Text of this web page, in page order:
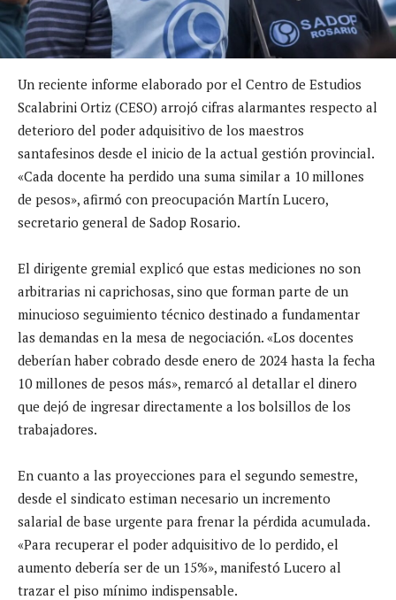
Un reciente informe elaborado por el Centro de Estudios
Scalabrini Ortiz (CESO) arrojó cifras alarmantes respecto al
deterioro del poder adquisitivo de los maestros
santafesinos desde el inicio de la actual gestión provincial.
«Cada docente ha perdido una suma similar a 10 millones
de pesos», afirmó con preocupación Martín Lucero,
secretario general de Sadop Rosario.
El dirigente gremial explicó que estas mediciones no son
arbitrarias ni caprichosas, sino que forman parte de un
minucioso seguimiento técnico destinado a fundamentar
las demandas en la mesa de negociación. «Los docentes
deberían haber cobrado desde enero de 2024 hasta la fecha
10 millones de pesos más», remarcó al detallar el dinero
que dejó de ingresar directamente a los bolsillos de los
trabajadores.
En cuanto a las proyecciones para el segundo semestre,
desde el sindicato estiman necesario un incremento
salarial de base urgente para frenar la pérdida acumulada.
«Para recuperar el poder adquisitivo de lo perdido, el
aumento debería ser de un 15%», manifestó Lucero al
trazar el piso mínimo indispensable.